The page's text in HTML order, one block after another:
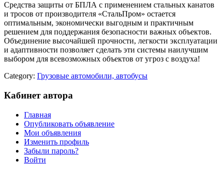
Средства защиты от БПЛА с применением стальных канатов
и тросов от производителя «СтальПром» остается
оптимальным, экономически выгодным и практичным
решением для поддержания безопасности важных объектов.
Объединение высочайшей прочности, легкости эксплуатации
и адаптивности позволяет сделать эти системы наилучшим
выбором для всевозможных объектов от угроз с воздуха!
Category: Грузовые автомобили, автобусы
Кабинет автора
Главная
Опубликовать объявление
Мои объявления
Изменить профиль
Забыли пароль?
Войти